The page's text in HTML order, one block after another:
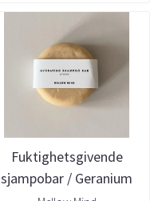
Fuktighetsgivende
sjampobar / Geranium